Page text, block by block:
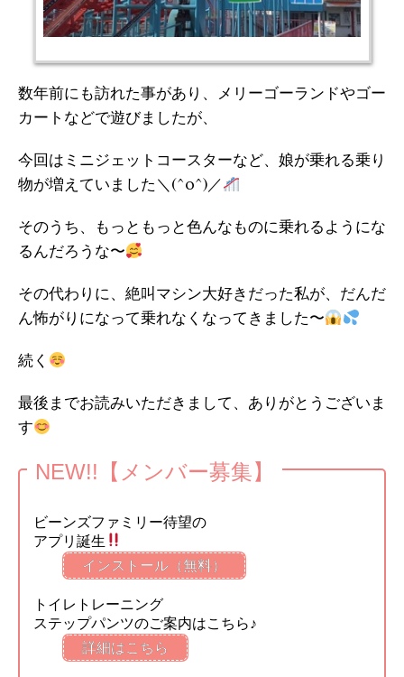
数年前にも訪れた事があり、メリーゴーランドやゴー
カートなどで遊びましたが、
今回はミニジェットコースターなど、娘が乗れる乗り
物が増えていました＼(^o^)／
そのうち、もっともっと色んなものに乗れるようにな
るんだろうな〜
その代わりに、絶叫マシン大好きだった私が、だんだ
ん怖がりになって乗れなくなってきました〜
続く
最後までお読みいただきまして、ありがとうございま
す
NEW!!【メンバー募集】
ビーンズファミリー待望の
アプリ誕生
インストール（無料）
トイレトレーニング
ステップパンツのご案内はこちら♪
詳細はこちら